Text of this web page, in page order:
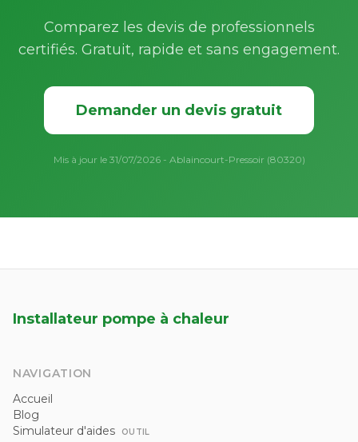
Comparez les devis de professionnels
certifiés. Gratuit, rapide et sans engagement.
Demander un devis gratuit
Mis à jour le 31/07/2026 - Ablaincourt-Pressoir (80320)
Installateur pompe à chaleur
NAVIGATION
Accueil
Blog
Simulateur d'aides
OUTIL